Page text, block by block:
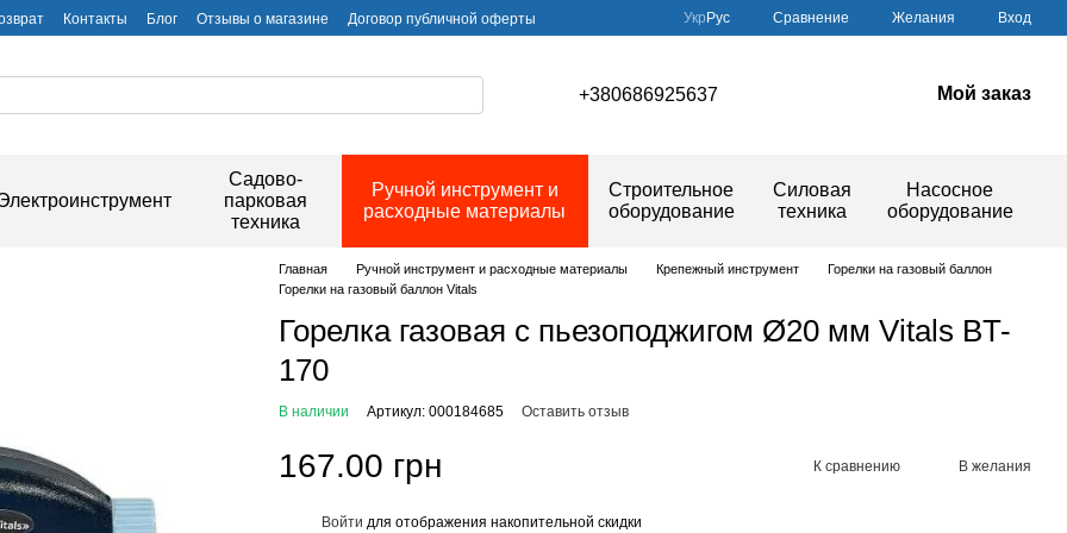
Контакты Блог Отзывы о магазине
Договор публичной оферты
Укр Рус Сравнение Желания Вход
+380686925637 Мой заказ
Садово-
парковая
техника
Ручной инструмент и
расходные материалы
Строительное
оборудование
Силовая
техника
Насосное
оборудование
Главная Ручной инструмент и расходные материалы Крепежный инструмент
Горелки на газовый баллон
Горелки на газовый баллон Vitals
Горелка газовая с пьезоподжигом Ø20 мм Vitals BT-
170
В наличии Артикул: 000184685 Оставить отзыв
167.00 грн К сравнению В желания
Войти для отображения накопительной скидки